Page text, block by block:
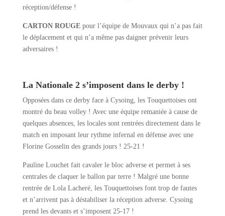
réception/défense !
CARTON ROUGEpour l’équipe de Mouvaux qui n’a pas fait
le déplacement et qui n’a même pas daigner prévenir leurs
adversaires !
La Nationale 2 s’imposent dans le derby !
Opposées dans ce derby face à Cysoing, les Touquettoises ont
montré du beau volley ! Avec une équipe remaniée à cause de
quelques absences, les locales sont rentrées directement dans le
match en imposant leur rythme infernal en défense avec une
Florine Gosselin des grands jours ! 25-21 !
Pauline Louchet fait cavaler le bloc adverse et permet à ses
centrales de claquer le ballon par terre ! Malgré une bonne
rentrée de Lola Lacheré, les Touquettoises font trop de fautes
et n’arrivent pas à déstabiliser la réception adverse. Cysoing
prend les devants et s’imposent 25-17 !